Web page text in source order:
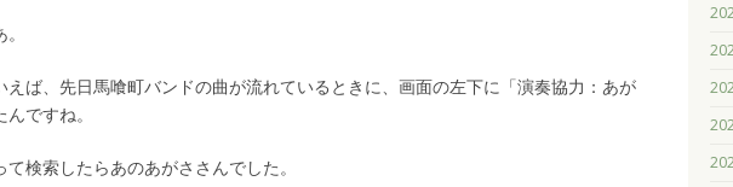
えば、先日馬喰町バンドの曲が流れているときに、画面の左下に「演奏協力：あが
ですね。
検索したらあのあがささんでした。